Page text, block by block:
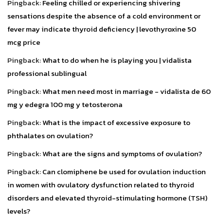
Pingback:Feeling chilled or experiencing shivering
sensations despite the absence of a cold environment or
fever may indicate thyroid deficiency | levothyroxine 50
mcg price
Pingback:What to do when he is playing you | vidalista
professional sublingual
Pingback:What men need most in marriage - vidalista de 60
mg y edegra 100 mg y tetosterona
Pingback:What is the impact of excessive exposure to
phthalates on ovulation?
Pingback:What are the signs and symptoms of ovulation?
Pingback:Can clomiphene be used for ovulation induction
in women with ovulatory dysfunction related to thyroid
disorders and elevated thyroid-stimulating hormone (TSH)
levels?